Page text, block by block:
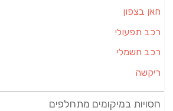
חאן בצפון
רכב תפעולי
רכב חשמלי
ריקשה
חסויות במיקומים מתחלפים